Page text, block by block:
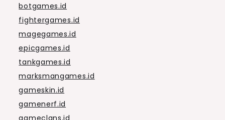
botgames.id
fightergames.id
magegames.id
epicgames.id
tankgames.id
marksmangames.id
gameskin.id
gamenerf.id
gameclans.id